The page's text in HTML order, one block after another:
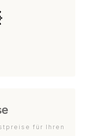
für Ihren